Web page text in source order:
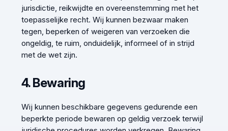
jurisdictie, reikwijdte en overeenstemming met het
toepasselijke recht. Wij kunnen bezwaar maken
tegen, beperken of weigeren van verzoeken die
ongeldig, te ruim, onduidelijk, informeel of in strijd
met de wet zijn.
4. Bewaring
Wij kunnen beschikbare gegevens gedurende een
beperkte periode bewaren op geldig verzoek terwijl